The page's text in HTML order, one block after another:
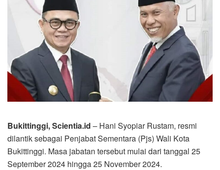
Bukittinggi, Scientia.id – Hani Syopiar Rustam, resmi
dilantik sebagai Penjabat Sementara (Pjs) Wali Kota
Bukittinggi. Masa jabatan tersebut mulai dari tanggal 25
September 2024 hingga 25 November 2024.